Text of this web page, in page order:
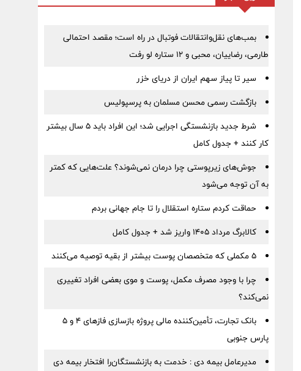
بمب‌های نقل‌وانتقالات فوتبال در راه است؛ مقصد احتمالی
طارمی، رضاییان، محبی و ۱۲ ستاره لو رفت
سیر تا پیاز سهم ایران از دریای خزر
بازگشت رسمی محسن مسلمان به پرسپولیس
شرط جدید بازنشستگی اجرایی شد؛ این افراد باید ۵ سال بیشتر
کار کنند + جدول کامل
جوش‌های زیرپوستی چرا درمان نمی‌شوند؟ علت‌هایی که کمتر
به آن توجه می‌شود
حماقت کردم ستاره استقلال را تا جام جهانی بردم
کالابرگ مرداد ۱۴۰۵ واریز شد + جدول کامل
۵ مکملی که متخصصان پوست بیشتر از بقیه توصیه می‌کنند
چرا با وجود مصرف مکمل، پوست و موی بعضی افراد تغییری
نمی‌کند؟
بانک تجارت، تأمین‌کننده مالی پروژه بازسازی فازهای ۴ و ۵
پارس جنوبی
مدیرعامل بیمه دی : خدمت به بازنشستگان‌را افتخار بیمه دی